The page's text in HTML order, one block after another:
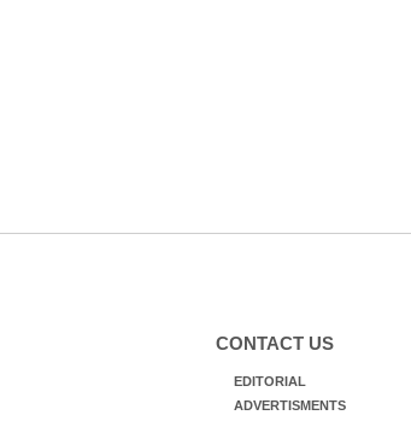
CONTACT US
EDITORIAL
ADVERTISMENTS